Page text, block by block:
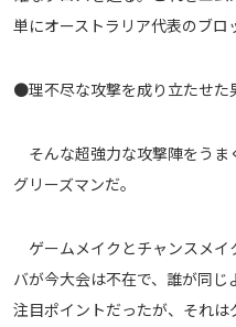
単にオーストラリア代表のブロ
●理不尽な攻撃を成り立たせた
そんな超強力な攻撃陣をうま
グリーズマンだ。
ゲームメイクとチャンスメイ
バが今大会は不在で、誰が同
注目ポイントだったが、それ